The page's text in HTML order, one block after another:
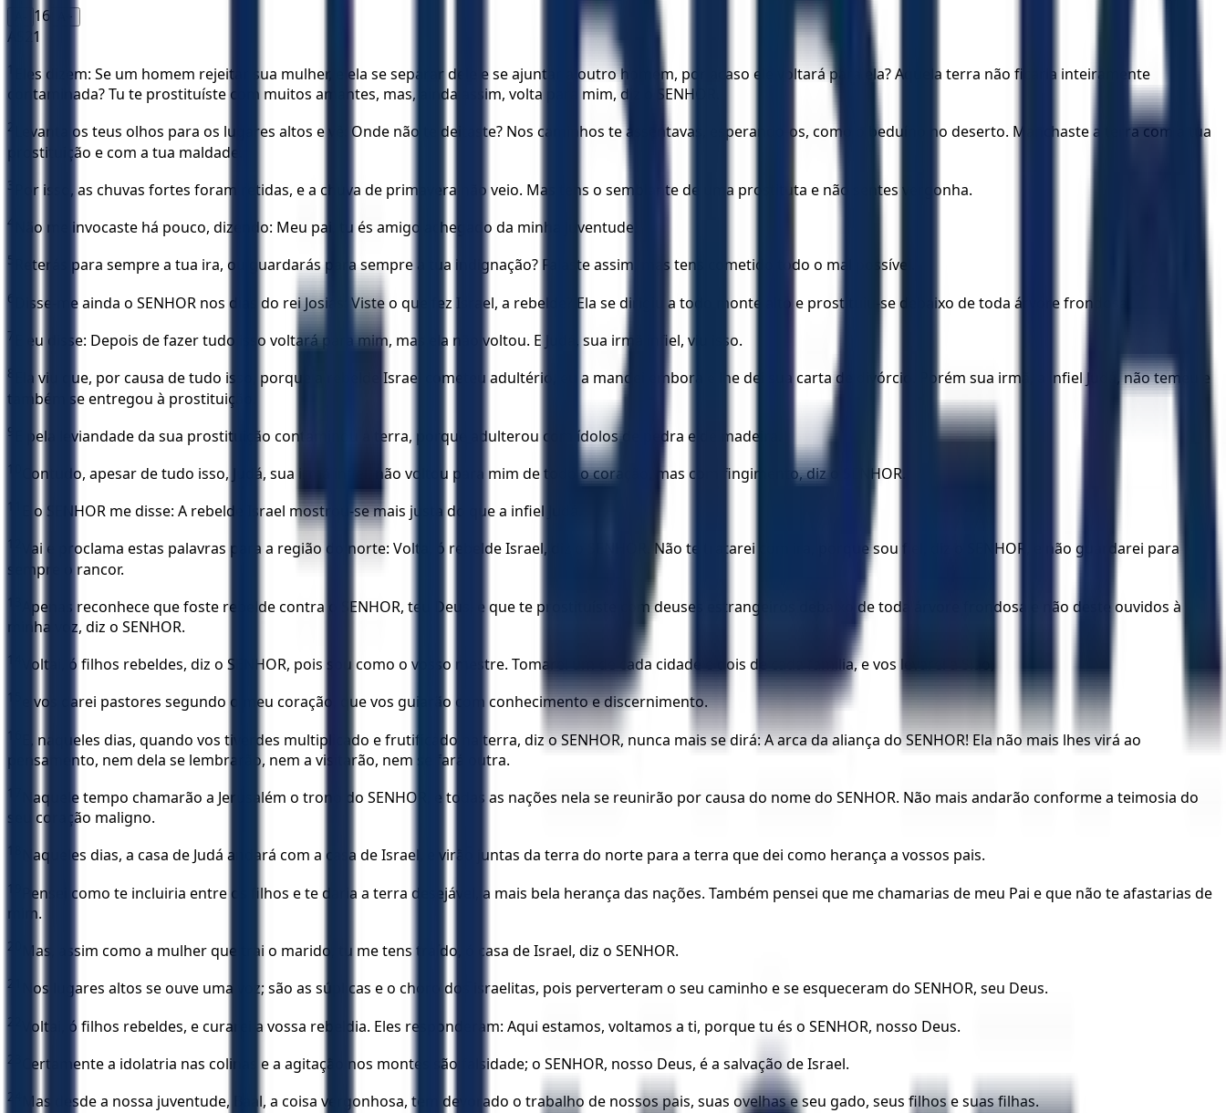
16 A+
AS21
1
Eles dizem: Se um homem rejeitar sua mulher, e ela se separar dele e se ajuntar a outro homem, por acaso ele voltará para ela? Aquela terra não ficaria inteiramente
contaminada? Tu te prostituíste com muitos amantes, mas, ainda assim, volta para mim, diz o SENHOR.
2
Levanta os teus olhos para os lugares altos e vê: Onde não te deitaste? Nos caminhos te assentavas, esperando-os, como o beduíno no deserto. Manchaste a terra com a tua
prostituição e com a tua maldade.
3 Por isso, as chuvas fortes foram retidas, e a chuva de primavera não veio. Mas tens o semblante de uma prostituta e não sentes vergonha.
4 Não me invocaste há pouco, dizendo: Meu pai, tu és amigo achegado da minha juventude!
5 Reterás para sempre a tua ira, ou guardarás para sempre a tua indignação? Falaste assim, mas tens cometido todo o mal possível.
6 Disse-me ainda o SENHOR nos dias do rei Josias: Viste o que fez Israel, a rebelde? Ela se dirigiu a todo monte alto e prostituiu-se debaixo de toda árvore frondosa.
7 E eu disse: Depois de fazer tudo isso voltará para mim, mas ela não voltou. E Judá, sua irmã infiel, viu isso.
8
Ela viu que, por causa de tudo isso, porque a rebelde Israel cometeu adultério, eu a mandei embora e lhe dei sua carta de divórcio. Porém sua irmã, a infiel Judá, não temeu e
também se entregou à prostituição.
9 E pela leviandade da sua prostituição contaminou a terra, porque adulterou com ídolos de pedra e de madeira.
10 Contudo, apesar de tudo isso, Judá, sua irmã infiel, não voltou para mim de todo o coração, mas com fingimento, diz o SENHOR.
11 E o SENHOR me disse: A rebelde Israel mostrou-se mais justa do que a infiel Judá.
12
Vai e proclama estas palavras para a região do norte: Volta, ó rebelde Israel, diz o SENHOR. Não te tratarei com ira, porque sou fiel, diz o SENHOR, e não guardarei para
sempre o rancor.
13
Apenas reconhece que foste rebelde contra o SENHOR, teu Deus, e que te prostituíste com deuses estrangeiros debaixo de toda árvore frondosa e não deste ouvidos à
minha voz, diz o SENHOR.
14 Voltai, ó filhos rebeldes, diz o SENHOR, pois sou como o vosso mestre. Tomarei um de cada cidade e dois de cada família, e vos levarei a Sião,
15 e vos darei pastores segundo o meu coração, que vos guiarão com conhecimento e discernimento.
16
E, naqueles dias, quando vos tiverdes multiplicado e frutificado na terra, diz o SENHOR, nunca mais se dirá: A arca da aliança do SENHOR! Ela não mais lhes virá ao
pensamento, nem dela se lembrarão, nem a visitarão, nem se fará outra.
17
Naquele tempo chamarão a Jerusalém o trono do SENHOR, e todas as nações nela se reunirão por causa do nome do SENHOR. Não mais andarão conforme a teimosia do
seu coração maligno.
18 Naqueles dias, a casa de Judá andará com a casa de Israel, e virão juntas da terra do norte para a terra que dei como herança a vossos pais.
19
Pensei como te incluiria entre os filhos e te daria a terra desejável, a mais bela herança das nações. Também pensei que me chamarias de meu Pai e que não te afastarias de
mim.
20 Mas, assim como a mulher que trai o marido, tu me tens traído, ó casa de Israel, diz o SENHOR.
21 Nos lugares altos se ouve uma voz; são as súplicas e o choro dos israelitas, pois perverteram o seu caminho e se esqueceram do SENHOR, seu Deus.
22 Voltai, ó filhos rebeldes, e curarei a vossa rebeldia. Eles responderam: Aqui estamos, voltamos a ti, porque tu és o SENHOR, nosso Deus.
23 Certamente a idolatria nas colinas e a agitação nos montes são falsidade; o SENHOR, nosso Deus, é a salvação de Israel.
24 Mas desde a nossa juventude, Baal, a coisa vergonhosa, tem devorado o trabalho de nossos pais, suas ovelhas e seu gado, seus filhos e suas filhas.